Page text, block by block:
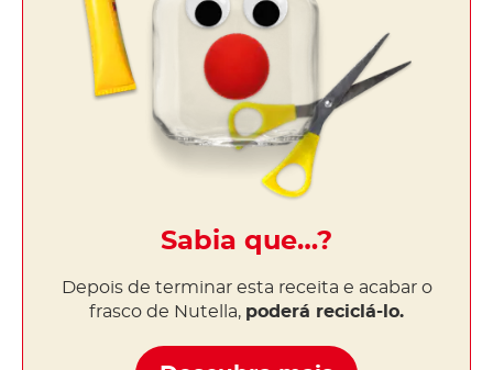
Sabia que…?
Depois de terminar esta receita e acabar o
frasco de Nutella, poderá reciclá-lo.